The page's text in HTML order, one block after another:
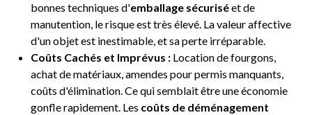
bonnes techniques d'emballage sécuriséet de
manutention, le risque est très élevé. La valeur affective
d'un objet est inestimable, et sa perte irréparable.
Coûts Cachés et Imprévus : Location de fourgons,
achat de matériaux, amendes pour permis manquants,
coûts d'élimination. Ce qui semblait être une économie
gonfle rapidement. Les coûts de déménagement